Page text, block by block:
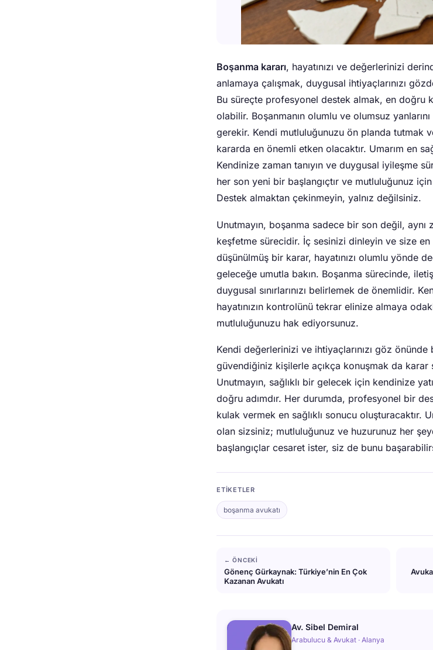
Boşanma kararı, hayatınızı ve değerlerinizi
anlamaya çalışmak, duygusal ihtiyaçlarınızı
Bu süreçte profesyonel destek almak, en doğru
olabilir. Boşanmanın olumlu ve olumsuz
gerekir. Kendi mutluluğunuzu ön planda tutmak
kararda en önemli etken olacaktır. Umarım en
Kendinize zaman tanıyın ve duygusal iyileşme
her son yeni bir başlangıçtır ve mutluluğunuz için
Destek almaktan çekinmeyin, yalnız değilsiniz.
Unutmayın, boşanma sadece bir son değil,
keşfetme sürecidir. İç sesinizi dinleyin ve size
düşünülmüş bir karar, hayatınızı olumlu yönde
geleceğe umutla bakın. Boşanma sürecinde,
duygusal sınırlarınızı belirlemek de önemlidir.
hayatınızın kontrolünü tekrar elinize almaya
mutluluğunuzu hak ediyorsunuz.
Kendi değerlerinizi ve ihtiyaçlarınızı göz
güvendiğiniz kişilerle açıkça konuşmak da karar
Unutmayın, sağlıklı bir gelecek için kendinize
doğru adımdır. Her durumda, profesyonel bir
kulak vermek en sağlıklı sonucu oluşturacaktır.
olan sizsiniz; mutluluğunuz ve huzurunuz her
başlangıçlar cesaret ister, siz de bunu
ETIKETLER
boşanma avukatı
← ÖNCEKI
Gönenç Gürkaynak: Türkiye’nin En Çok
Kazanan Avukatı
Av. Sibel Demiral
Arabulucu & Avukat · Alanya